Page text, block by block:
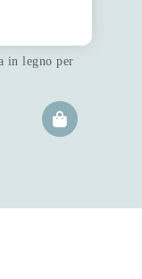
in legno per